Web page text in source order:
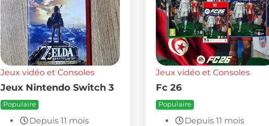
Jeux vidéo et Consoles
Jeux Nintendo Switch 3
Populaire
Depuis 11 mois
Jeux vidéo et Consoles
Fc 26
Populaire
Depuis 11 mois